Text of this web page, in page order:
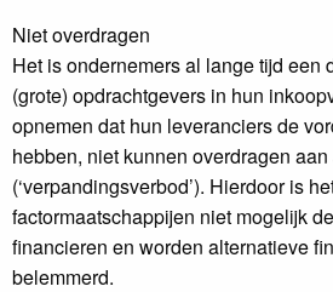
Niet overdragen
Het is ondernemers al lange tijd een
(grote) opdrachtgevers in hun
opnemen dat hun leveranciers de
hebben, niet kunnen overdragen
(‘verpandingsverbod’). Hierdoor is
factormaatschappijen niet mogelijk
financieren en worden alternatieve
belemmerd.